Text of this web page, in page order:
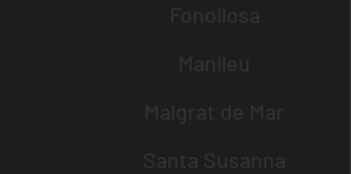
Fonollosa
Manlleu
Malgrat de Mar
Santa Susanna